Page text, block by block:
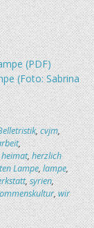
(PDF)
(Foto: Sabrina
,cvjm,
,
heimat,herzlich
Lampe,lampe,
,syrien,
,wir